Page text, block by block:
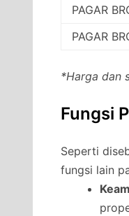
PAGAR
PAGAR
*Harga dan
Fungsi
Seperti
fungsi lain